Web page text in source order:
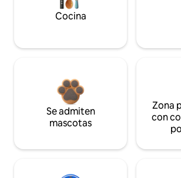
Cocina
Se admiten
mascotas
Zona
con